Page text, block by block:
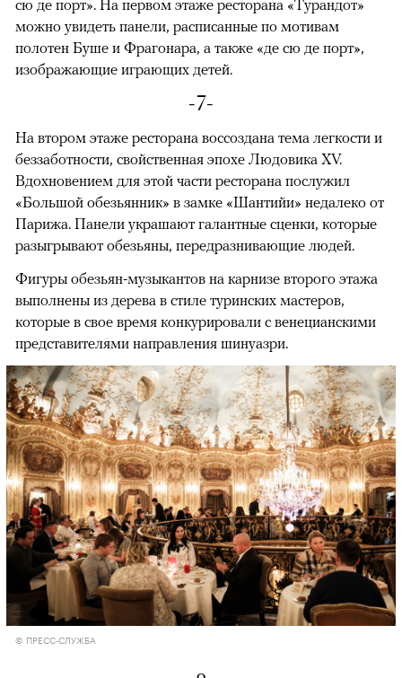
сю де порт». На первом этаже ресторана «Турандот»
можно увидеть панели, расписанные по мотивам
полотен Буше и Фрагонара, а также «де сю де порт»,
изображающие играющих детей.
-7-
На втором этаже ресторана воссоздана тема легкости и
беззаботности, свойственная эпохе Людовика XV.
Вдохновением для этой части ресторана послужил
«Большой обезьянник» в замке «Шантийи» недалеко от
Парижа. Панели украшают галантные сценки, которые
разыгрывают обезьяны, передразнивающие людей.
Фигуры обезьян-музыкантов на карнизе второго этажа
выполнены из дерева в стиле туринских мастеров,
которые в свое время конкурировали с венецианскими
представителями направления шинуазри.
© ПРЕСС-СЛУЖБА